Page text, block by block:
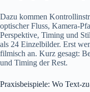
Dazu kommen
optischer Fluss, Kamera-
Perspektive, Timing und
als 24 Einzelbilder. Erst
filmisch an. Kurz gesagt:
und Timing der Rest.
Praxisbeispiele: Wo Text-